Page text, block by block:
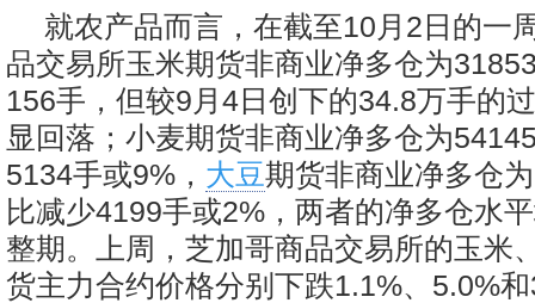
就农产品而言，在截至10月2日的一
品交易所玉米期货非商业净多仓为
156手，但较9月4日创下的34.8万手的
显回落；小麦期货非商业净多仓为
5134手或9%， 大豆期货非商业净多仓
比减少4199手或2%，两者的净多仓水
整期。上周，芝加哥商品交易所的玉米
货主力合约价格分别下跌1.1%、5.0%